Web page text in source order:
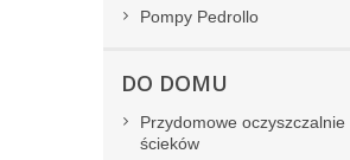
Pompy Pedrollo
DO DOMU
Przydomowe oczyszczalnie
ścieków